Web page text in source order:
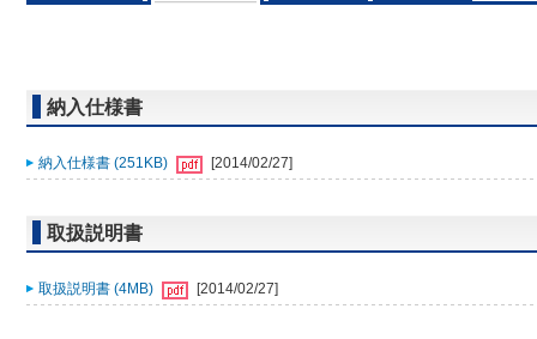
納入仕様書
納入仕様書 (251KB) [2014/02/27]
取扱説明書
取扱説明書 (4MB) [2014/02/27]